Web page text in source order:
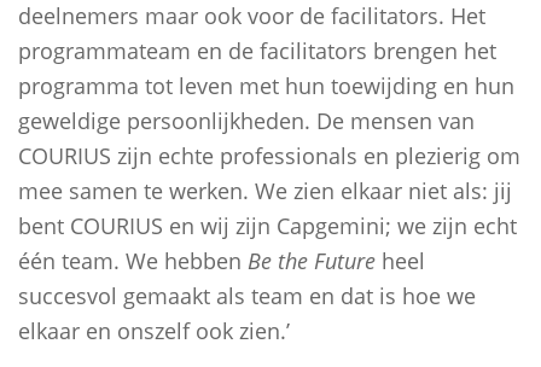
deelnemers maar ook voor de facilitators. Het
programmateam en de facilitators brengen het
programma tot leven met hun toewijding en hun
geweldige persoonlijkheden. De mensen van
COURIUS zijn echte professionals en plezierig om
mee samen te werken. We zien elkaar niet als: jij
bent COURIUS en wij zijn Capgemini; we zijn echt
één team. We hebben Be the Future heel
succesvol gemaakt als team en dat is hoe we
elkaar en onszelf ook zien.’